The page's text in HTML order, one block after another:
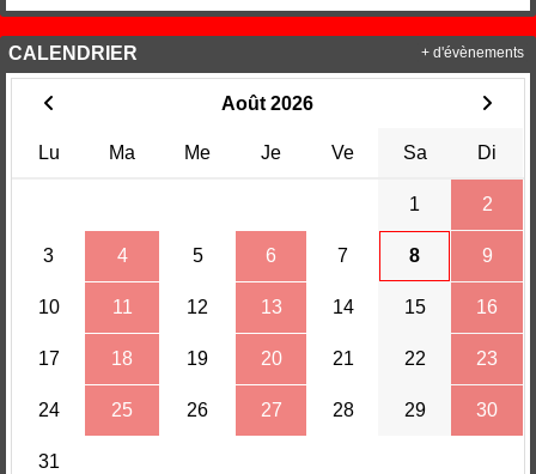
CALENDRIER
Août 2026
Lu Ma Me Je Ve Sa Di
1 2
3 4 5 6 7 8 9
10 11 12 13 14 15 16
17 18 19 20 21 22 23
24 25 26 27 28 29 30
31
+ d'évènements